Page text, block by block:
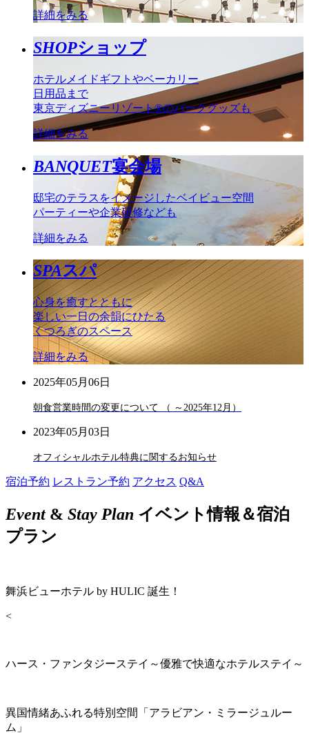
詳細をみる
SHOPショップ
ホテルメイドギフトやベーカリー
日用品まで
東京ディズニーリゾート®のパークグッズも
詳細をみる
BANQUET宴会場
邸宅のテラスをイメージしたベイビュー空間
パーティーや企業研修なども
詳細をみる
SPAスパ
心身を癒すとともに
楽しい一日の余韻にひたる
くつろぎのスペース
詳細をみる
2025年05月06日
朝食営業時間の変更について （ ～2025年12月）
2023年05月03日
オフィシャルホテル特典に関するお知らせ
宿泊予約 レストラン予約 アクセス Q&A
Event& Stay Plan イベント情報＆宿泊
プラン
舞浜ビューホテル by HULIC 誕生！
<
ハース・ファンタジーステイ～優雅で快適なホテルステイ～
異国情緒あふれる特別空間「アラビアン・ミラージュルー
ム」